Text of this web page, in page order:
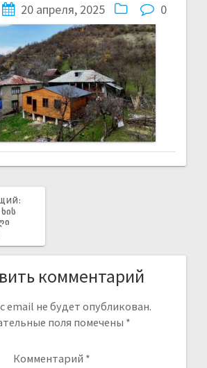
20 апреля, 2025 0
комментарий
email не будет опубликован.
поля помечены *
Комментарий *